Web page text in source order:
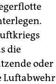
die
oder
Luftabwehr